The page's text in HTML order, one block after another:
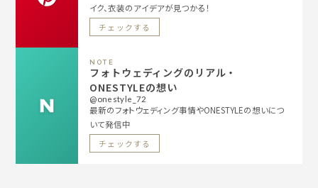
イク、衣装のアイデアが見つかる！
チェックする
NOTE
フォトウェディングのリアル・
ONESTYLEの想い
@onestyle_72
最新のフォトウェディング事情やONESTYLEの想いにつ
いて発信中
チェックする